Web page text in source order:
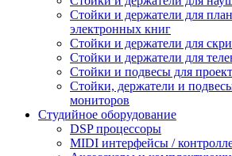
Стойки и держатели для
электронных книг
Стойки и держатели для
Стойки и держатели для
Стойки и подвесы для
Стойки, держатели и
мониторов
Студийное оборудование
DSP процессоры
MIDI интерфейсы /